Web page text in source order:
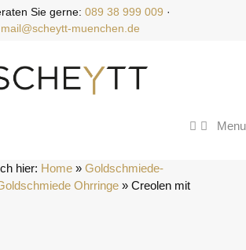
Sie gerne: 089 38 999 009 ·
mail@scheytt-muenchen.de
Menu
hier: Home » Goldschmiede-
Ohrringe » Creolen mit